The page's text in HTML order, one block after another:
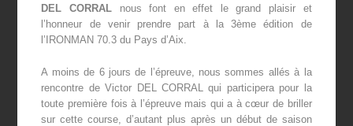
DEL CORRALnous font en effet le grand plaisir et
l’honneur de venir prendre part à la 3ème édition de
l’IRONMAN 70.3 du Pays d’Aix.
A moins de 6 jours de l’épreuve, nous sommes allés à la
rencontre de Victor DEL CORRAL qui participera pour la
toute première fois à l’épreuve mais qui a à cœur de briller
sur cette course, d’autant plus après un début de saison